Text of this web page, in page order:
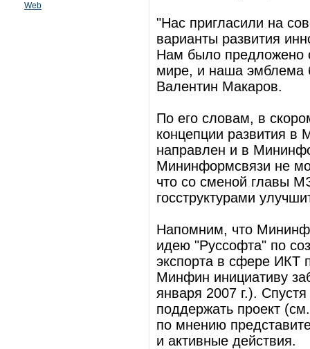
Web
"Нас пригласили на
варианты развития
Нам было предложено
мире, и наша эмблема
Валентин Макаров.
По его словам, в
концепции развития в
направлен и в
Мининформсвязи не
что со сменой главы
госструктурами
Напомним, что
идею "Руссофта" по
экспорта в сфере ИКТ
Минфин инициативу
января 2007 г.).
поддержать проект
по мнению
и активные действия.